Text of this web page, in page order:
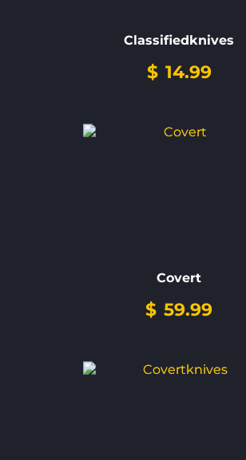
Classifiedknives
$ 14.99
Covert
$ 59.99